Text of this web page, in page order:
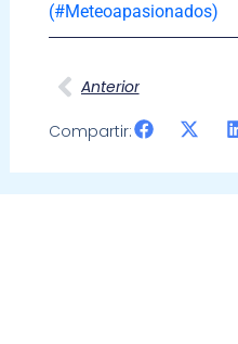
(#Meteoapasionados)
Ant
Anterior
Compartir: